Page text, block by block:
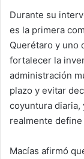
Durante su
es la primera
Querétaro y uno
fortalecer la
administración
plazo y evitar
coyuntura diaria,
realmente
Macías afirmó